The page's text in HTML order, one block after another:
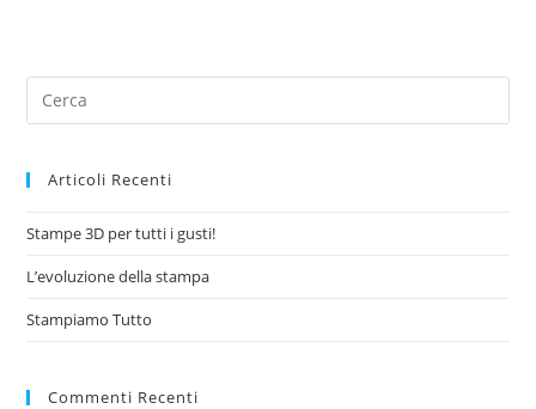
Articoli Recenti
Stampe 3D per tutti i gusti!
L’evoluzione della stampa
Stampiamo Tutto
Commenti Recenti